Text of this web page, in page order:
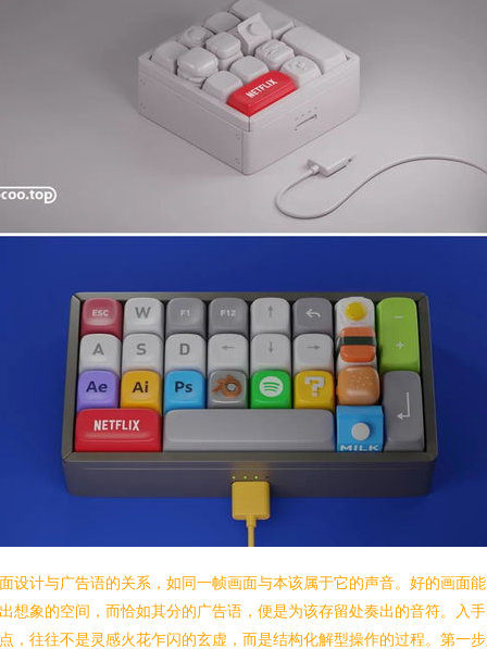
设计与广告语的关系，如同一帧画面与本该属于它的声音。好的画面
想象的空间，而恰如其分的广告语，便是为该存留处奏出的音符。入
，往往不是灵感火花乍闪的玄虚，而是结构化解型操作的过程。第一